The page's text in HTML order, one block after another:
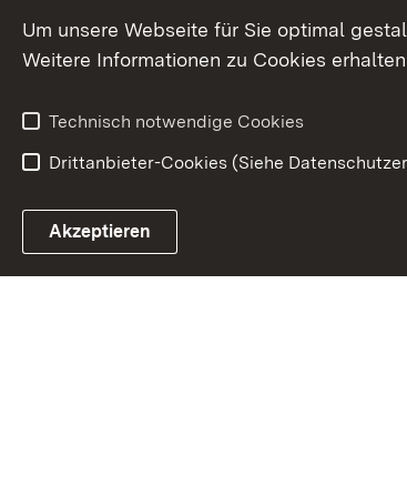
Um unsere Webseite für Sie optimal
Weitere Informationen zu Cookies
Technisch notwendige Cookies
Drittanbieter-Cookies (Siehe
Akzeptieren